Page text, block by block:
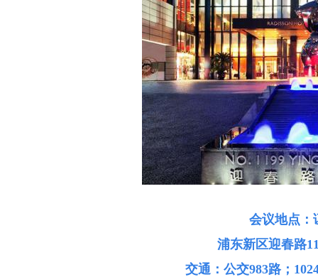
会议地点：
浦东新区迎春路
交通：公交983路；